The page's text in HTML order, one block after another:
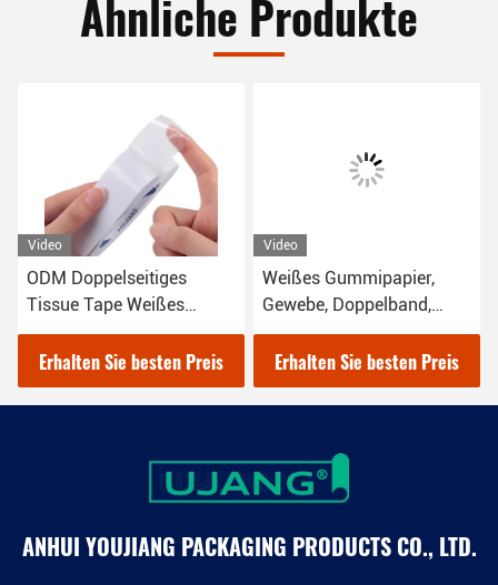
Ähnliche Produkte
Video
ODM Doppelseitiges
Tissue Tape Weißes
Washi-Tape für Handwerk
Erhalten Sie besten Preis
Video
Weißes Gummipapier,
Gewebe, Doppelband,
Aufkleber für das Home
Office, Schulhandwerk.
Erhalten Sie besten Preis
ANHUI YOUJIANG PACKAGING PRODUCTS CO., LTD.